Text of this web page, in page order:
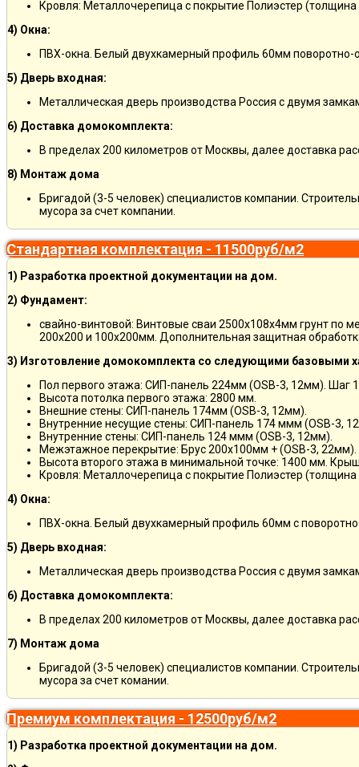
Кровля: Металлочерепица с покрытие Полиэстер
4) Окна:
ПВХ-окна. Белый двухкамерный профиль 60мм поворотно-
5) Дверь входная:
Металлическая дверь производства Россия с двумя
6) Доставка домокомплекта:
В пределах 200 километров от Москвы, далее доставка
8) Монтаж дома
Бригадой (3-5 человек) специалистов компании.
мусора за счет компании.
Стандартная комплектация - 11500руб/м2
1) Разработка проектной документации на дом.
2) Фундамент:
свайно-винтовой: Винтовые сваи 2500х108х4мм грунт по
200х200 и 100х200мм. Дополнительная защитная
3) Изготовление домокомплекта со следующими базовыми
Пол первого этажа: СИП-панель 224мм (OSB-3, 12мм). Шаг
Высота потолка первого этажа: 2800 мм.
Внешние стены: СИП-панель 174мм (OSB-3, 12мм).
Внутренние несущие стены: СИП-панель 174 ммм (OSB-3,
Внутренние стены: СИП-панель 124 ммм (OSB-3, 12мм).
Межэтажное перекрытие: Брус 200х100мм + (OSB-3, 22мм).
Высота второго этажа в минимальной точке: 1400 мм.
Кровля: Металлочерепица с покрытие Полиэстер
4) Окна:
ПВХ-окна. Белый двухкамерный профиль 60мм с
5) Дверь входная:
Металлическая дверь производства Россия с двумя
6) Доставка домокомплекта:
В пределах 200 километров от Москвы, далее доставка
7) Монтаж дома
Бригадой (3-5 человек) специалистов компании.
мусора за счет комании.
Премиум комплектация - 12500руб/м2
1) Разработка проектной документации на дом.